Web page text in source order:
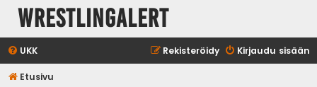
WrestlingAlert
UKK Kirjaudu sisään
Rekisteröidy
Etusivu